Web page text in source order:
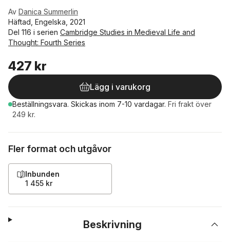
Av Danica Summerlin
Häftad, Engelska, 2021
Del 116 i serien Cambridge Studies in Medieval Life and
Thought: Fourth Series
427 kr
Lägg i varukorg
Beställningsvara. Skickas inom 7-10 vardagar. Fri frakt över
249 kr.
Fler format och utgåvor
Inbunden
1 455 kr
Beskrivning